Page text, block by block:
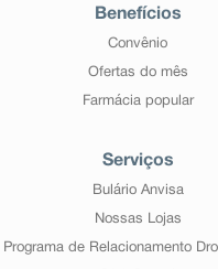
Benefícios
Convênio
Ofertas do mês
Farmácia popular
Serviços
Bulário Anvisa
Nossas Lojas
Programa de Relacionamento